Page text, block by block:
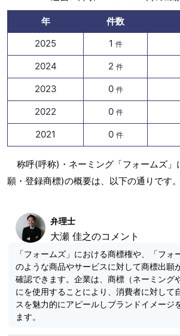
年 件数
2025
1 件
2024 2 件
2023 0 件
2022 0 件
2021 0 件
称呼(呼称)・ネーミング「フォームズ」
願・登録商標)の概要は、以下の通りです。
弁理士
大瀬 佳之のコメント
「フォームズ」における商標権や、「フォ
のような商品やサービスに対して商標出願
確認できます。企業は、商標（ネーミング
にを使用することにより、消費者に対して
スを魅力的にアピールしブランドイメージ
ます。